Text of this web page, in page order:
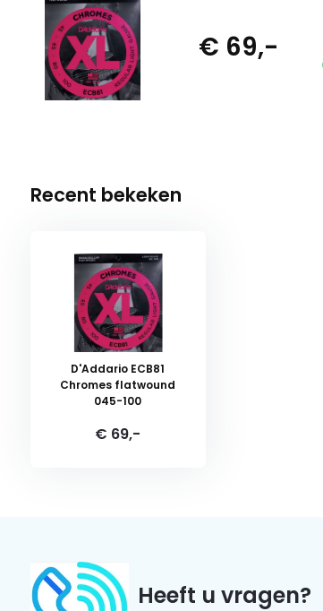
€ 69,-
Recent bekeken
D'Addario ECB81
Chromes flatwound
045-100
€ 69,-
Heeft u vragen?